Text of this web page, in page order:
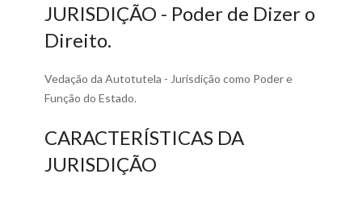
JURISDIÇÃO - Poder de Dizer o
Direito.
Vedação da Autotutela - Jurisdição como Poder e
Função do Estado.
CARACTERÍSTICAS DA
JURISDIÇÃO